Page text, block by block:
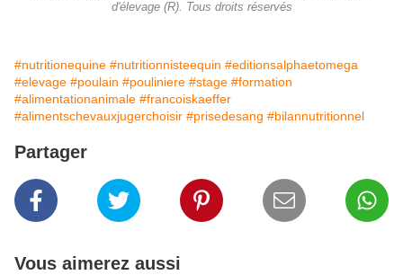
d'élevage (R). Tous droits réservés
#nutritionequine #nutritionnisteequin #editionsalphaetomega
#elevage #poulain #pouliniere #stage #formation
#alimentationanimale #francoiskaeffer
#alimentschevauxjugerchoisir #prisedesang #bilannutritionnel
Partager
Vous aimerez aussi